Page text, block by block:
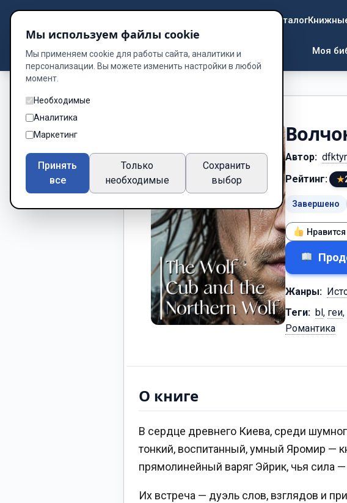
DzenWay Библиотека
Каталог
Моя
Автор:
Рейтинг:
★
Завершено
Нравится
Жанры:
Теги: bl , геи,
Романтика
О книге
В сердце древнего Киева, среди
тонкий, воспитанный, умный Яромир —
прямолинейный варяг Эйрик, чья сила
Их встреча — дуэль слов, взглядов и
Мы используем файлы cookie
Мы применяем cookie для работы сайта, аналитики и
персонализации. Вы можете изменить настройки в любой
момент.
Необходимые
Аналитика
Маркетинг
Принять
все
Только
необходимые
Сохранить
выбор